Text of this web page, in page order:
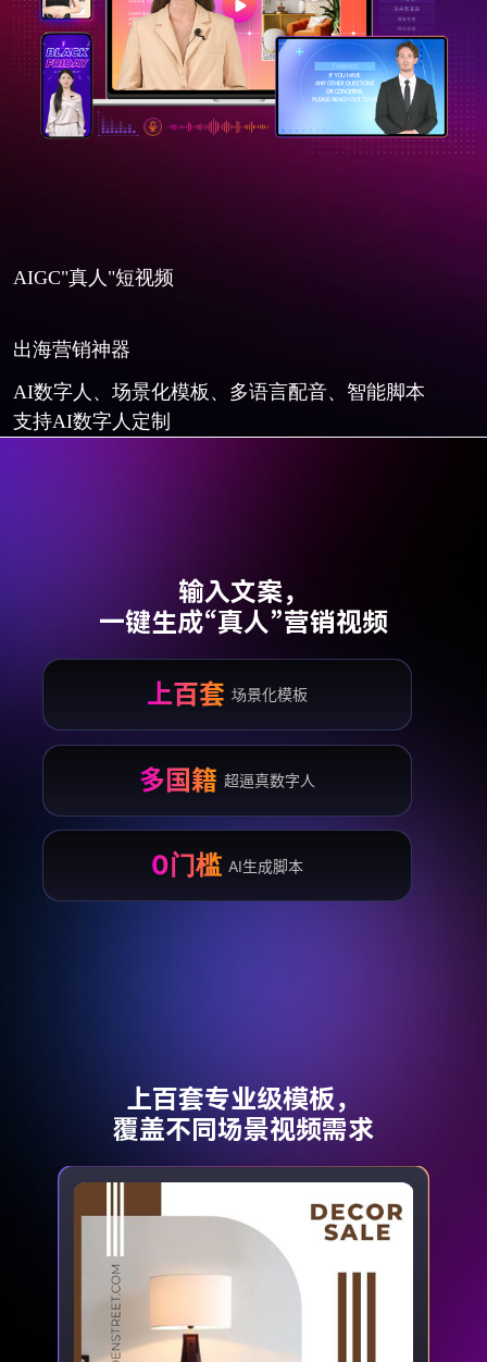
AIGC"真人"短视频
出海营销神器
AI数字人、场景化模板、多语言配音、智能脚本
支持AI数字人定制
输入文案，
一键生成“真人”营销视频
上百套 场景化模板
多国籍 超逼真数字人
0门槛 AI生成脚本
上百套专业级模板，
覆盖不同场景视频需求